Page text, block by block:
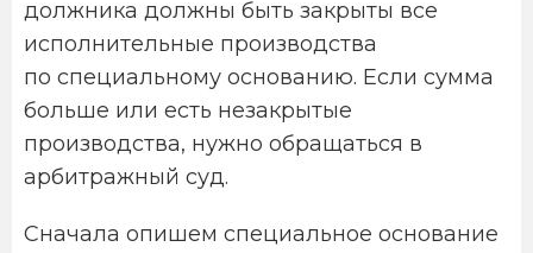
должника должны быть закрыты все
исполнительные производства
по специальному основанию. Если сумма
больше или есть незакрытые
производства, нужно обращаться в
арбитражный суд.
Сначала опишем специальное основание